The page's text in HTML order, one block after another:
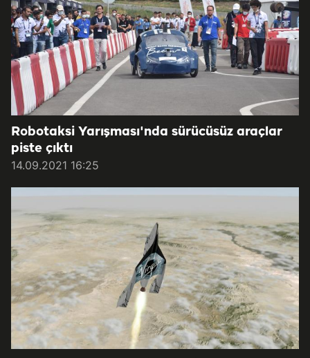
Robotaksi Yarışması'nda sürücüsüz araçlar
piste çıktı
14.09.2021 16:25